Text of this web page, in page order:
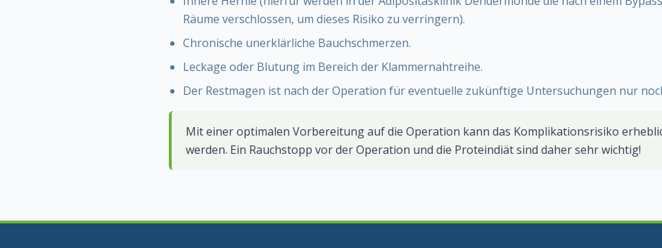
Räume verschlossen, um dieses Risiko zu verringern).
Chronische unerklärliche Bauchschmerzen.
Leckage oder Blutung im Bereich der Klammernahtreihe.
Der Restmagen ist nach der Operation für eventuelle zukünftige Untersuchungen nur
Mit einer optimalen Vorbereitung auf die Operation kann das Komplikationsrisiko
werden. Ein Rauchstopp vor der Operation und die Proteindiät sind daher sehr wichtig!